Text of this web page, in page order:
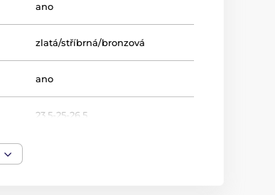
ano
zlatá/stříbrná/bronzová
ano
23.5-25-26.5